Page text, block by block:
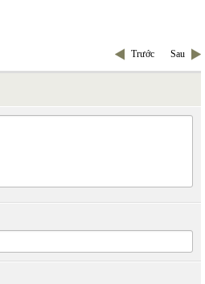
Trước Sau